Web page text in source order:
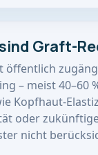
Graft-
öffentlich
– meist 40–60
Kopfhaut-
oder
nicht